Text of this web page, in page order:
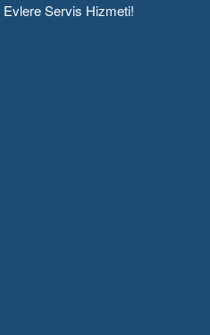
Servis Hizmeti!